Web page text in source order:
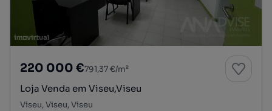
220 000 €791,37 €/m²
Loja Venda em Viseu,Viseu
Viseu, Viseu, Viseu